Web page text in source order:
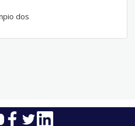
dos